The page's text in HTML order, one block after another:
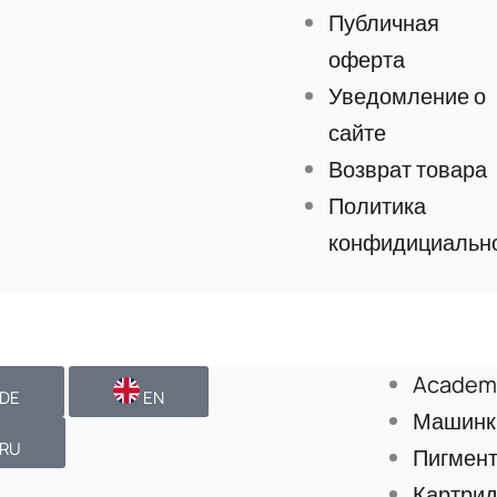
Публичная
оферта
Уведомление о
сайте
Возврат товара
Политика
DE EN
RU